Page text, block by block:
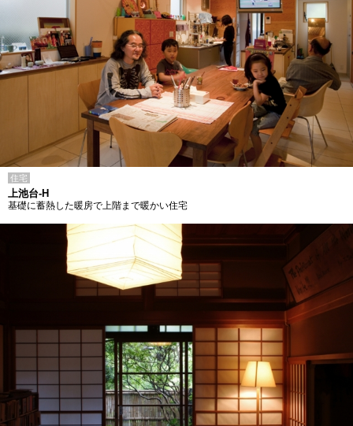
住宅
上池台-H
基礎に蓄熱した暖房で上階まで暖かい住宅